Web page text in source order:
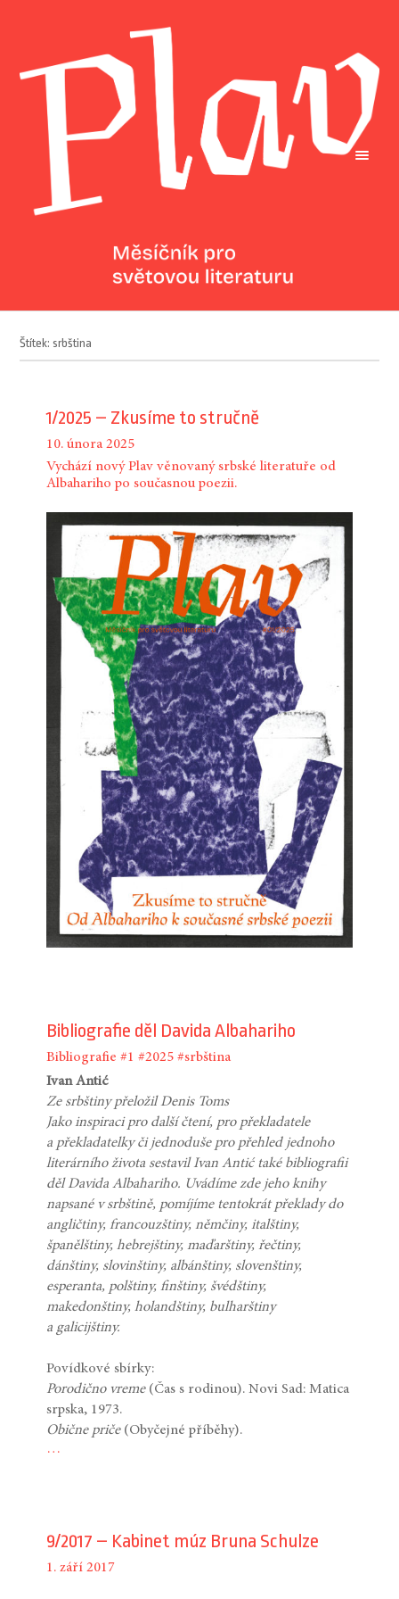
Štítek: srbština
1/2025 – Zkusíme to stručně
10. února 2025
Vychází nový Plav věnovaný srbské literatuře od
Albahariho po současnou poezii.
Bibliografie děl Davida Albahariho
Bibliografie #1 #2025 #srbština
Ivan Antić
Ze srbštiny přeložil Denis Toms
Jako inspiraci pro další čtení, pro překladatele
a překladatelky či jednoduše pro přehled jednoho
literárního života sestavil Ivan Antić také bibliografii
děl Davida Albahariho. Uvádíme zde jeho knihy
napsané v srbštině, pomíjíme tentokrát překlady do
angličtiny, francouzštiny, němčiny, italštiny,
španělštiny, hebrejštiny, maďarštiny, řečtiny,
dánštiny, slovinštiny, albánštiny, slovenštiny,
esperanta, polštiny, finštiny, švédštiny,
makedonštiny, holandštiny, bulharštiny
a galicijštiny.
Povídkové sbírky:
Porodično vreme(Čas s rodinou). Novi Sad: Matica
srpska, 1973.
Običnepriče(Obyčejné příběhy).
…
9/2017 – Kabinet múz Bruna Schulze
1. září 2017